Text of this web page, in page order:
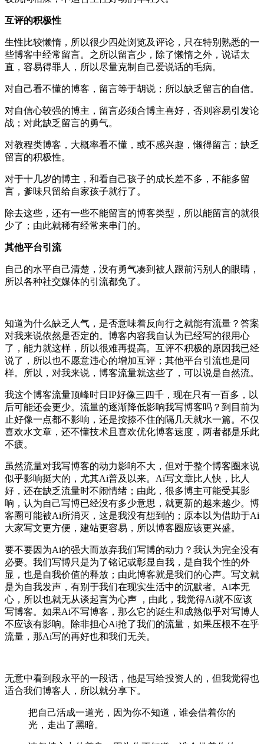
互评的积极性
生性比较懒惰，所以很少四处浏览及评论，只在特别熟悉的一
些博客中经常留言。之所以留言少，除了懒惰之外，说话太
直，容易得罪人，所以尽量克制自己爱说话的毛病。
对自己看不懂的博客，留言等于胡说；所以缺乏留言的自信。
对自信心较强的博主，留言必须合博主喜好，否则容易引发论
战；对此缺乏留言的勇气。
对教程类博客，大概率看不懂，或不感兴趣，懒得留言；缺乏
留言的积极性。
对于十几岁的博主，和看自己孩子的成长差不多，不能多留
言，爹味只留给自家孩子就行了。
除去这些，还有一些不能留言的博客类型，所以能留言的就很
少了；由此就稀有经常来串门的。
其他平台引流
自己的水平自己清楚，没有勇气凑到被人跟前污别人的眼睛，
所以各种社交媒体的引流都免了。
知道为什么缺乏人气，是否意味着反向行之就能有流量？答案
对我来说依然是否定的。博客内容我自认为已经写的很用心
了，能力就这样，所以很难再提高。互评不积极的原因我已经
说了，所以也不愿意违心的增加互评；其他平台引流也是同
样。所以，对我来说，博客流量就这些了，可以说是自然流。
我这个博客流量顶峰时日IP好像三四千，现在只有一百多，以
后可能还会更少。流量的逐渐降低影响我写博客吗？到目前为
止好像一点都不影响，还是按捺不住的隔几天就水一篇。不仅
喜欢水文章，还不懂技术且喜欢优化博客速度，两者都是乐此
不疲。
虽然流量对我写博客的动力影响不大，但对于整个博客圈来说
似乎影响挺大的，尤其Ai普及以来。Ai写文章比人快，比人
好，还在缺乏流量时不闹情绪；由此，很多博主可能受其影
响，认为自己写博已经没有多少意思，就更新的越来越少。博
客圈可能被Ai所消灭，这是我没有想到的；原本以为借助于Ai
大家写文更方便，建站更容易，所以博客圈应该更兴盛。
要不要因为Ai的强大而放弃我们写博的动力？我认为完全没有
必要。我们写博只是为了铭记或彰显自我，是自我个性的外
显，也是自我价值的释放；由此博客就是我们的心声。写文就
是为自我发声，有别于我们在现实生活中的沉默者。Ai本无
心，所以也就无从谈起言为心声 ，由此，我觉得Ai就不应该
写博客。如果Ai不写博客，那么它的诞生和成熟似乎对写博人
不应该有影响。除非担心Ai抢了我们的流量，如果压根不在乎
流量，那Ai写的再好也和我们无关。
无意中看到段永平的一段话，他是写给投资人的，但我觉得也
适合我们博客人，所以就分享下。
把自己活成一道光，因为你不知道，谁会借着你的
光，走出了黑暗。